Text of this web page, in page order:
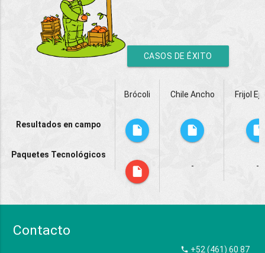
CASOS DE ÉXITO
Resultados en campo
Paquetes Tecnológicos
Brócoli Chile Ancho
-
Frijol
-
Contacto
+52 (461) 60 87